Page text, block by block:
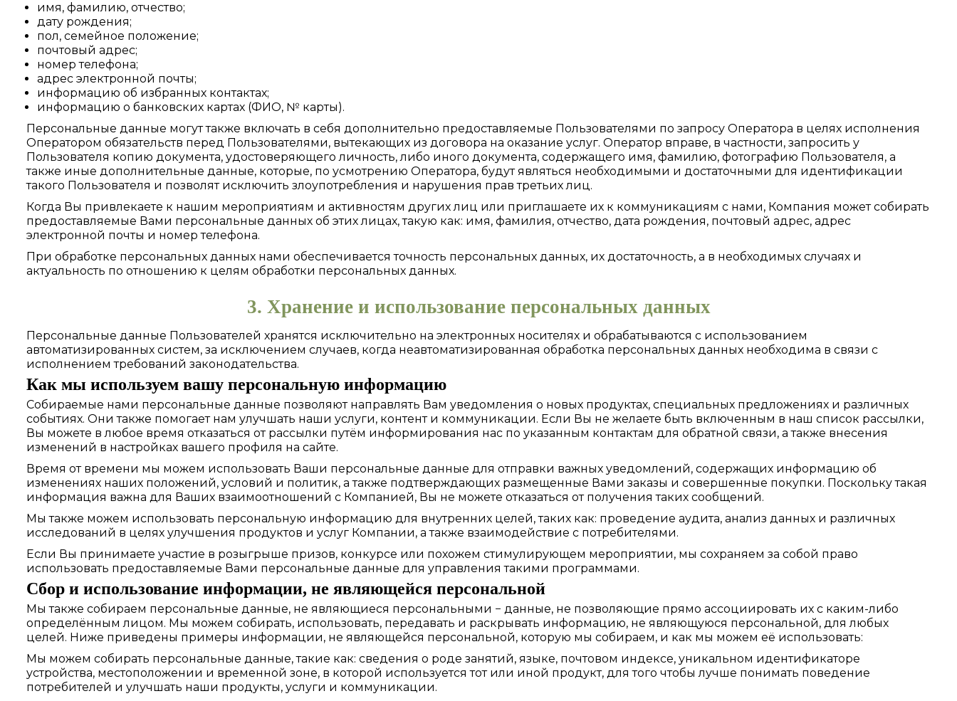
имя, фамилию, отчество;
дату рождения;
пол, семейное положение;
почтовый адрес;
номер телефона;
адрес электронной почты;
информацию об избранных контактах;
информацию о банковских картах (ФИО, № карты).
Персональные данные могут также включать в себя дополнительно предоставляемые Пользователями по запросу Оператора в целях исполнения
Оператором обязательств перед Пользователями, вытекающих из договора на оказание услуг. Оператор вправе, в частности, запросить у
Пользователя копию документа, удостоверяющего личность, либо иного документа, содержащего имя, фамилию, фотографию Пользователя, а
также иные дополнительные данные, которые, по усмотрению Оператора, будут являться необходимыми и достаточными для идентификации
такого Пользователя и позволят исключить злоупотребления и нарушения прав третьих лиц.
Когда Вы привлекаете к нашим мероприятиям и активностям других лиц или приглашаете их к коммуникациям с нами, Компания может собирать
предоставляемые Вами персональные данных об этих лицах, такую как: имя, фамилия, отчество, дата рождения, почтовый адрес, адрес
электронной почты и номер телефона.
При обработке персональных данных нами обеспечивается точность персональных данных, их достаточность, а в необходимых случаях и
актуальность по отношению к целям обработки персональных данных.
3. Хранение и использование персональных данных
Персональные данные Пользователей хранятся исключительно на электронных носителях и обрабатываются с использованием
автоматизированных систем, за исключением случаев, когда неавтоматизированная обработка персональных данных необходима в связи с
исполнением требований законодательства.
Как мы используем вашу персональную информацию
Собираемые нами персональные данные позволяют направлять Вам уведомления о новых продуктах, специальных предложениях и различных
событиях. Они также помогает нам улучшать наши услуги, контент и коммуникации. Если Вы не желаете быть включенным в наш список рассылки,
Вы можете в любое время отказаться от рассылки путём информирования нас по указанным контактам для обратной связи, а также внесения
изменений в настройках вашего профиля на сайте.
Время от времени мы можем использовать Ваши персональные данные для отправки важных уведомлений, содержащих информацию об
изменениях наших положений, условий и политик, а также подтверждающих размещенные Вами заказы и совершенные покупки. Поскольку такая
информация важна для Ваших взаимоотношений с Компанией, Вы не можете отказаться от получения таких сообщений.
Мы также можем использовать персональную информацию для внутренних целей, таких как: проведение аудита, анализ данных и различных
исследований в целях улучшения продуктов и услуг Компании, а также взаимодействие с потребителями.
Если Вы принимаете участие в розыгрыше призов, конкурсе или похожем стимулирующем мероприятии, мы сохраняем за собой право
использовать предоставляемые Вами персональные данные для управления такими программами.
Сбор и использование информации, не являющейся персональной
Мы также собираем персональные данные, не являющиеся персональными − данные, не позволяющие прямо ассоциировать их с каким-либо
определённым лицом. Мы можем собирать, использовать, передавать и раскрывать информацию, не являющуюся персональной, для любых
целей. Ниже приведены примеры информации, не являющейся персональной, которую мы собираем, и как мы можем её использовать:
Мы можем собирать персональные данные, такие как: сведения о роде занятий, языке, почтовом индексе, уникальном идентификаторе
устройства, местоположении и временной зоне, в которой используется тот или иной продукт, для того чтобы лучше понимать поведение
потребителей и улучшать наши продукты, услуги и коммуникации.